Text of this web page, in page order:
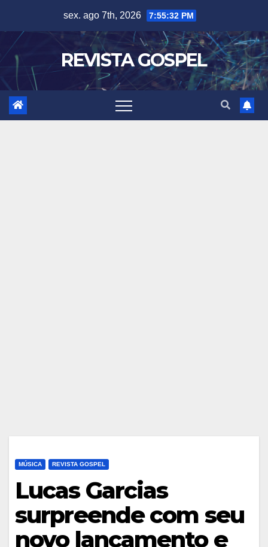
content
sex. ago 7th, 2026 7:55:34 PM
REVISTA GOSPEL
MÚSICA REVISTA GOSPEL
Lucas Garcias
surpreende com seu
novo lançamento e